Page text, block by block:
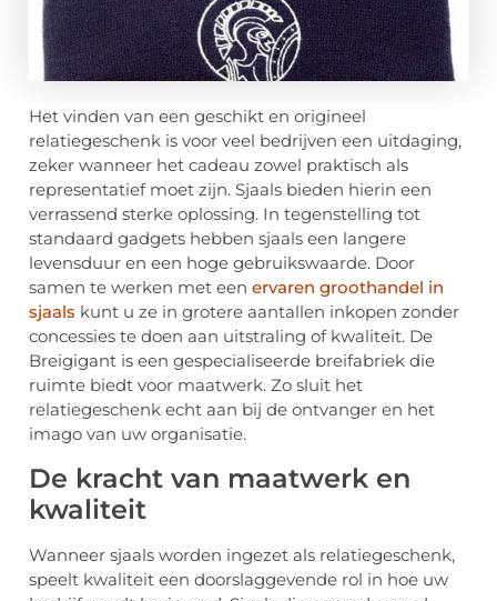
Het vinden van een geschikt en origineel
relatiegeschenk is voor veel bedrijven een uitdaging,
zeker wanneer het cadeau zowel praktisch als
representatief moet zijn. Sjaals bieden hierin een
verrassend sterke oplossing. In tegenstelling tot
standaard gadgets hebben sjaals een langere
levensduur en een hoge gebruikswaarde. Door
samen te werken met een ervaren groothandel in
sjaals kunt u ze in grotere aantallen inkopen zonder
concessies te doen aan uitstraling of kwaliteit. De
Breigigant is een gespecialiseerde breifabriek die
ruimte biedt voor maatwerk. Zo sluit het
relatiegeschenk echt aan bij de ontvanger en het
imago van uw organisatie.
De kracht van maatwerk en
kwaliteit
Wanneer sjaals worden ingezet als relatiegeschenk,
speelt kwaliteit een doorslaggevende rol in hoe uw